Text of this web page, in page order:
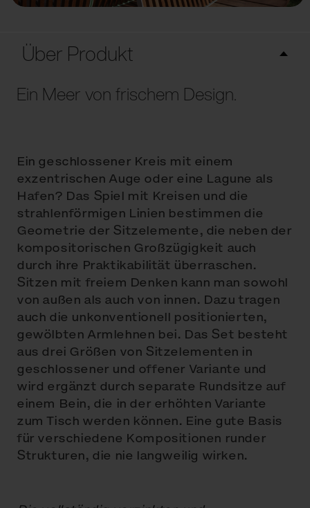
Über Produkt
Ein Meer von frischem Design.
Ein geschlossener Kreis mit einem
exzentrischen Auge oder eine Lagune als
Hafen? Das Spiel mit Kreisen und die
strahlenförmigen Linien bestimmen die
Geometrie der Sitzelemente, die neben der
kompositorischen Großzügigkeit auch
durch ihre Praktikabilität überraschen.
Sitzen mit freiem Denken kann man sowohl
von außen als auch von innen. Dazu tragen
auch die unkonventionell positionierten,
gewölbten Armlehnen bei. Das Set besteht
aus drei Größen von Sitzelementen in
geschlossener und offener Variante und
wird ergänzt durch separate Rundsitze auf
einem Bein, die in der erhöhten Variante
zum Tisch werden können. Eine gute Basis
für verschiedene Kompositionen runder
Strukturen, die nie langweilig wirken.